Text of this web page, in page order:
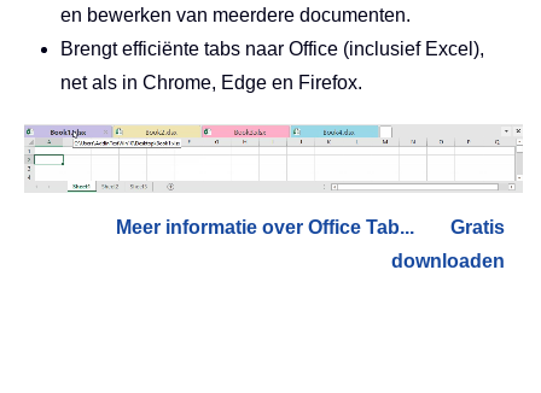
en bewerken van meerdere documenten.
Brengt efficiënte tabs naar Office (inclusief Excel),
net als in Chrome, Edge en Firefox.
Meer informatie over Office Tab...
Gratis
downloaden